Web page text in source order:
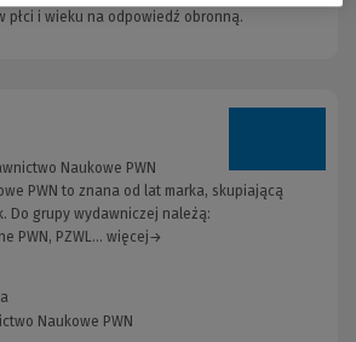
płci i wieku na odpowiedź obronną.
Naukowe PWN
PWN to znana od lat marka, skupiającą
Do grupy wydawniczej należą:
PWN, PZWL... więcej→
Naukowe PWN